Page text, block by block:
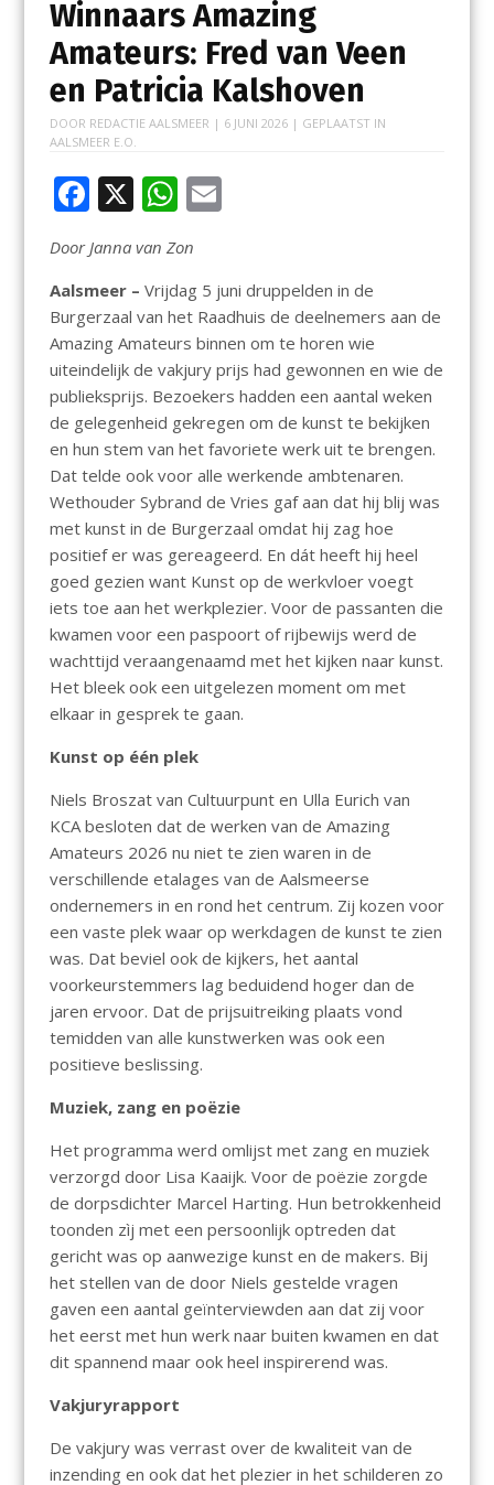
Winnaars Amazing
Amateurs: Fred van Veen
en Patricia Kalshoven
DOOR REDACTIE AALSMEER | 6 JUNI 2026| GEPLAATST IN
AALSMEER E.O.
F
e
b
o
o
k
X W
at
s
A
p
p
E
l
Door Janna van Zon
Aalsmeer – Vrijdag 5 juni druppelden in de
Burgerzaal van het Raadhuis de deelnemers aan de
Amazing Amateurs binnen om te horen wie
uiteindelijk de vakjury prijs had gewonnen en wie de
publieksprijs. Bezoekers hadden een aantal weken
de gelegenheid gekregen om de kunst te bekijken
en hun stem van het favoriete werk uit te brengen.
Dat telde ook voor alle werkende ambtenaren.
Wethouder Sybrand de Vries gaf aan dat hij blij was
met kunst in de Burgerzaal omdat hij zag hoe
positief er was gereageerd. En dát heeft hij heel
goed gezien want Kunst op de werkvloer voegt
iets toe aan het werkplezier. Voor de passanten die
kwamen voor een paspoort of rijbewijs werd de
wachttijd veraangenaamd met het kijken naar kunst.
Het bleek ook een uitgelezen moment om met
elkaar in gesprek te gaan.
Kunst op één plek
Niels Broszat van Cultuurpunt en Ulla Eurich van
KCA besloten dat de werken van de Amazing
Amateurs 2026 nu niet te zien waren in de
verschillende etalages van de Aalsmeerse
ondernemers in en rond het centrum. Zij kozen voor
een vaste plek waar op werkdagen de kunst te zien
was. Dat beviel ook de kijkers, het aantal
voorkeurstemmers lag beduidend hoger dan de
jaren ervoor. Dat de prijsuitreiking plaats vond
temidden van alle kunstwerken was ook een
positieve beslissing.
Muziek, zang en poëzie
Het programma werd omlijst met zang en muziek
verzorgd door Lisa Kaaijk. Voor de poëzie zorgde
de dorpsdichter Marcel Harting. Hun betrokkenheid
toonden zìj met een persoonlijk optreden dat
gericht was op aanwezige kunst en de makers. Bij
het stellen van de door Niels gestelde vragen
gaven een aantal geïnterviewden aan dat zij voor
het eerst met hun werk naar buiten kwamen en dat
dit spannend maar ook heel inspirerend was.
Vakjuryrapport
De vakjury was verrast over de kwaliteit van de
inzending en ook dat het plezier in het schilderen zo